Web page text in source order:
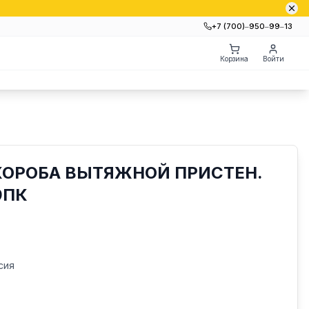
+7 (700)‒950‒99‒13
Корзина Войти
ВЫТЯЖНОЙ ПРИСТЕН.